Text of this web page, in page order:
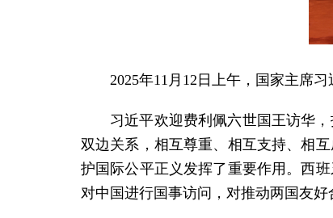
2025年11月12日上午，国家主席
习近平欢迎费利佩六世国王访华
双边关系，相互尊重、相互支持、相
护国际公平正义发挥了重要作用。西
对中国进行国事访问，对推动两国友好